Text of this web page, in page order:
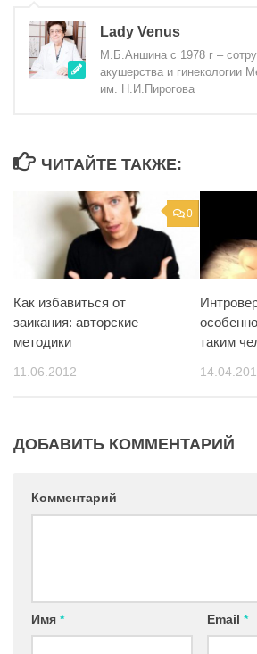
Lady Venus
М.Б.Аншина с 1978 г –
акушерства и гинекологии
им. Н.И.Пирогова
ЧИТАЙТЕ ТАКЖЕ:
0
Как избавиться от
заикания: авторские
методики
11.06.2012
таким
ДОБАВИТЬ КОММЕНТАРИЙ
Комментарий
Имя * Email *